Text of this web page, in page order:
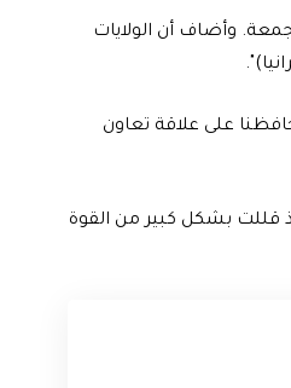
وأضاف أن الولايات
الروس: "الولايات المتحدة ليست عدوكم.. لمدة 30 عاما، حافظنا على علاقة تعاون
قللت بشكل كبير من القوة